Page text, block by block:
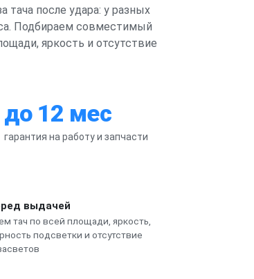
тача после удара: у разных
Подбираем совместимый
яркость и отсутствие
до 12 мес
гарантия на работу и запчасти
выдачей
тач по всей площади, яркость,
подсветки и отсутствие